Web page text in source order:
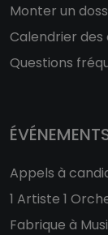
Monter un
Calendrier des
Questions
Appels à
1 Artiste 1
Fabrique à